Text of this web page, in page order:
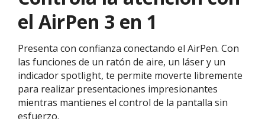
el AirPen 3 en 1
Presenta con confianza conectando el AirPen. Con
las funciones de un ratón de aire, un láser y un
indicador spotlight, te permite moverte libremente
para realizar presentaciones impresionantes
mientras mantienes el control de la pantalla sin
esfuerzo.